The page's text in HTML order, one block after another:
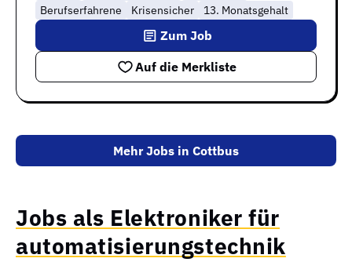
Berufserfahrene
Krisensicher 13. Monatsgehalt
Auf die Merkliste
Zum Job
Mehr Jobs in Cottbus
Jobs als Elektroniker für
automatisierungstechnik